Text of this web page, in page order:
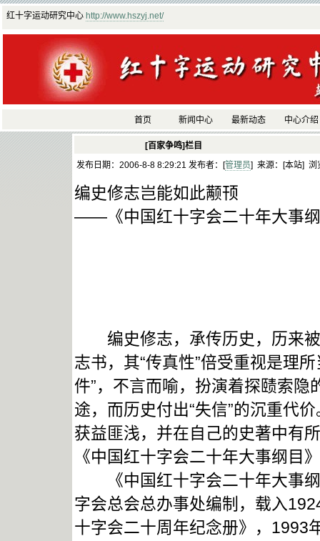
红十字运动研究中心 http://www.hszyj.net/
首页 新闻中心 最新动态 中心介绍
[百家争鸣]栏目
发布日期：2006-8-8 8:29:21 发布者：[管理员] 来源：[本站] 浏
编史修志岂能如此颟顸
——《中国红十字会二十年大事
编史修志，承传历史，历来被
志书，其“传真性”倍受重视是理
件”，不言而喻，扮演着探赜索隐
途，而历史付出“失信”的沉重代
获益匪浅，并在自己的史著中有
《中国红十字会二十年大事纲目
《中国红十字会二十年大事纲
字会总会总办事处编制，载入
十字会二十周年纪念册》，1993